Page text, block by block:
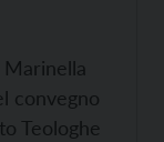
convegno
Teologhe